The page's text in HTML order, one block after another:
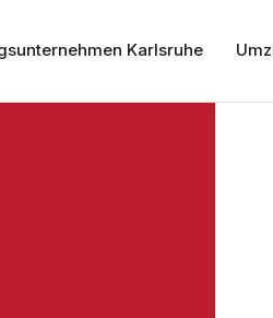
Karlsruhe